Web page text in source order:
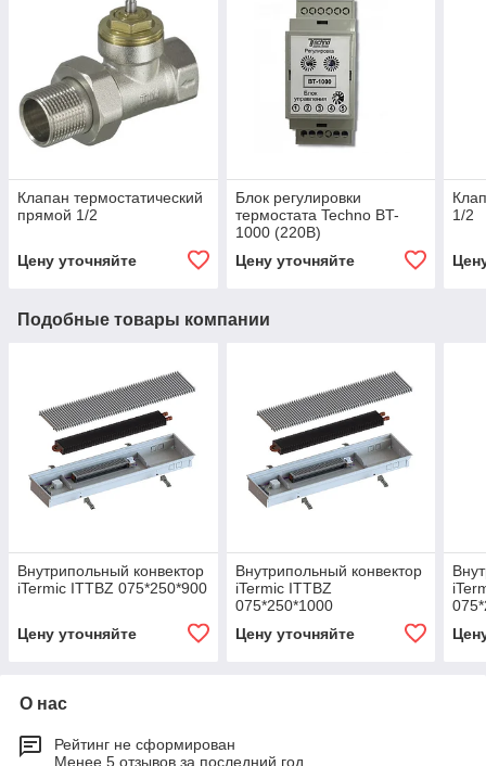
Клапан термостатический
прямой 1/2
Цену уточняйте
Блок регулировки
термостата Techno BT-
1000 (220В)
Цену уточняйте
1/2
Подобные товары компании
Внутрипольный конвектор
iTermic ITTBZ 075*250*900
Цену уточняйте
Внутрипольный конвектор
iTermic ITTBZ
075*250*1000
Цену уточняйте
О нас
Рейтинг не сформирован
Менее 5 отзывов за последний год